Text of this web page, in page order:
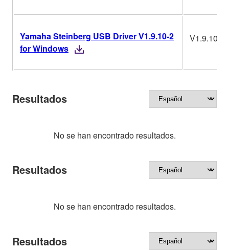
Yamaha Steinberg USB Driver V1.9.10-2
for Windows
V1.9.10-2
Resultados
No se han encontrado resultados.
Resultados
No se han encontrado resultados.
Resultados